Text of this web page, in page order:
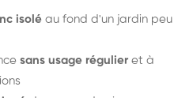
isolé au fond d'un jardin peu
sans usage régulier et à